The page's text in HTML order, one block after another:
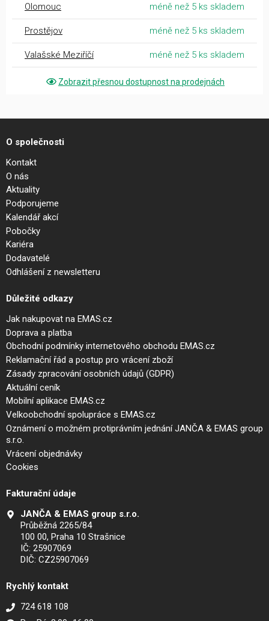
Olomouc méně než 5 ks skladem
Prostějov méně než 5 ks skladem
Valašské Meziříčí méně než 5 ks skladem
Zobrazit přesnou dostupnost na prodejnách
O společnosti
Kontakt
O nás
Aktuality
Podporujeme
Kalendář akcí
Pobočky
Kariéra
Dodavatelé
Odhlášení z newsletteru
Důležité odkazy
Jak nakupovat na EMAS.cz
Doprava a platba
Obchodní podmínky internetového obchodu EMAS.cz
Reklamační řád a postup pro vrácení zboží
Zásady zpracování osobních údajů (GDPR)
Aktuální ceník
Mobilní aplikace EMAS.cz
Velkoobchodní spolupráce s EMAS.cz
Oznámení o možném protiprávním jednání JANČA & EMAS group
s.r.o.
Vrácení objednávky
Cookies
Fakturační údaje
JANČA & EMAS group s.r.o.
Průběžná 2265/84
100 00, Praha 10 Strašnice
IČ: 25907069
DIČ: CZ25907069
Rychlý kontakt
724 618 108